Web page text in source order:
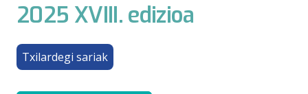
2025 XVIII. edizioa
Txilardegi sariak